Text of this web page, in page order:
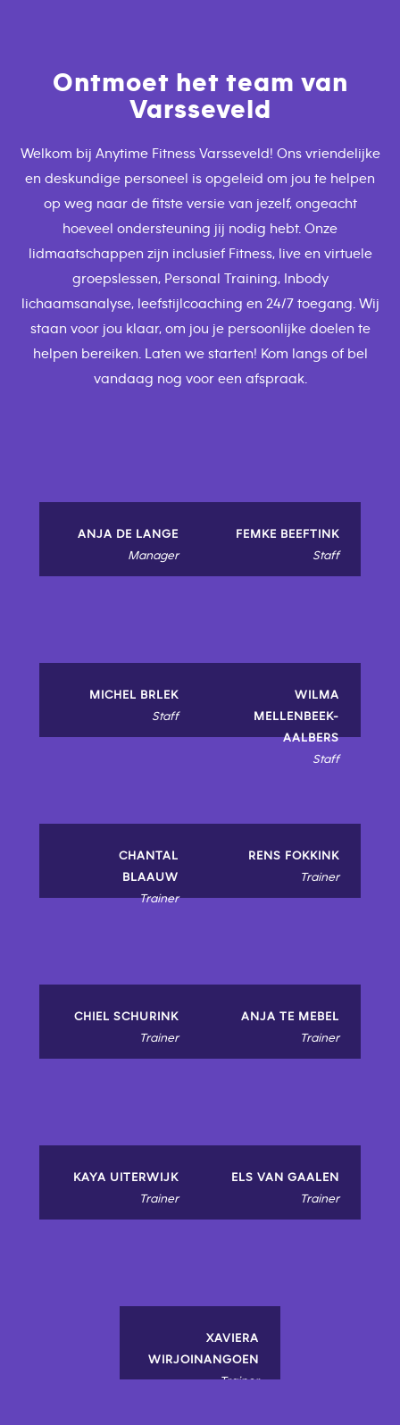
Ontmoet het team van
Varsseveld
Welkom bij Anytime Fitness Varsseveld! Ons vriendelijke
en deskundige personeel is opgeleid om jou te helpen
op weg naar de fitste versie van jezelf, ongeacht
hoeveel ondersteuning jij nodig hebt. Onze
lidmaatschappen zijn inclusief Fitness, live en virtuele
groepslessen, Personal Training, Inbody
lichaamsanalyse, leefstijlcoaching en 24/7 toegang. Wij
staan voor jou klaar, om jou je persoonlijke doelen te
helpen bereiken. Laten we starten! Kom langs of bel
vandaag nog voor een afspraak.
ANJA DE LANGE
Manager
FEMKE BEEFTINK
Staff
MICHEL BRLEK
Staff
WILMA
MELLENBEEK-
AALBERS
Staff
CHANTAL
BLAAUW
Trainer
RENS FOKKINK
Trainer
CHIEL SCHURINK
Trainer
ANJA TE MEBEL
Trainer
KAYA UITERWIJK
Trainer
ELS VAN GAALEN
Trainer
XAVIERA
WIRJOINANGOEN
Trainer